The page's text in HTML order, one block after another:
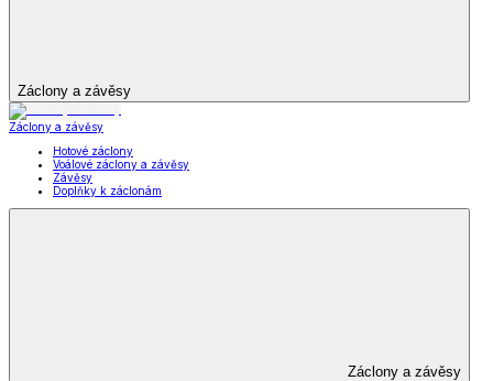
Záclony a závěsy
Záclony a závěsy
Hotové záclony
Voálové záclony a závěsy
Závěsy
Doplňky k záclonám
Záclony a závěsy